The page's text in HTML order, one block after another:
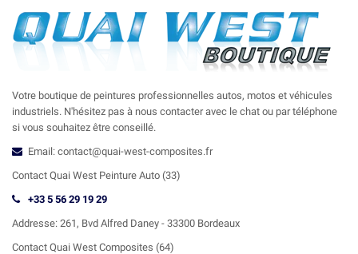
Votre boutique de peintures professionnelles autos, motos et véhicules
industriels. N'hésitez pas à nous contacter avec le chat ou par téléphone
si vous souhaitez être conseillé.
Email: contact@quai-west-composites.fr
Contact Quai West Peinture Auto (33)
+33 5 56 29 19 29
Addresse: 261, Bvd Alfred Daney - 33300 Bordeaux
Contact Quai West Composites (64)